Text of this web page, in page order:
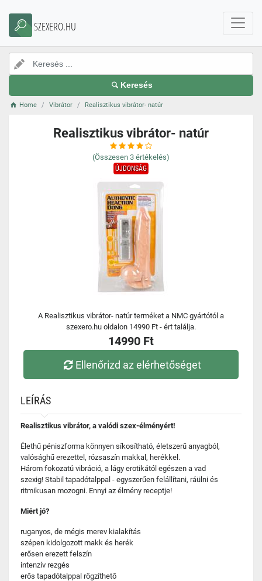
SZEXERO.HU
Keresés
Home Vibrátor Realisztikus vibrátor- natúr
Realisztikus vibrátor- natúr
(Összesen 3 értékelés)
ÚJDONSÁG
A Realisztikus vibrátor- natúr terméket a NMC gyártótól a
szexero.hu oldalon 14990 Ft - ért találja.
14990 Ft
Ellenőrizd az elérhetőséget
LEÍRÁS
Realisztikus vibrátor, a valódi szex-élményért!
Élethű péniszforma könnyen síkosítható, életszerű anyagból,
valósághű erezettel, rózsaszín makkal, herékkel.
Három fokozatú vibráció, a lágy erotikától egészen a vad
szexig! Stabil tapadótalppal - egyszerűen felállítani, ráülni és
ritmikusan mozogni. Ennyi az élmény receptje!
Miért jó?
ruganyos, de mégis merev kialakítás
szépen kidolgozott makk és herék
erősen erezett felszín
intenzív rezgés
erős tapadótalppal rögzíthető